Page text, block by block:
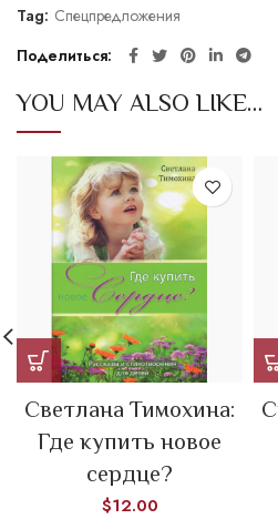
Tag: Спецпредложения
Поделиться
YOU MAY ALSO LIKE…
Светлана Тимохина:
Где купить новое
сердце?
$12.00